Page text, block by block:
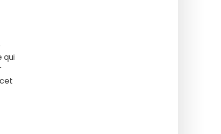
qui